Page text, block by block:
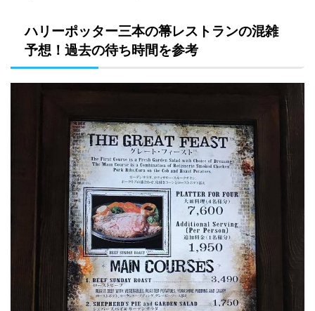
ハリーポッター三本の箒レストランの混雑
予想！過去の待ち時間を参考